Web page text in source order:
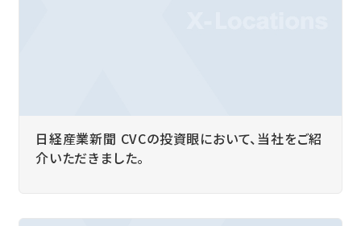
日経産業新聞 CVCの投資眼において、当社をご紹
介いただきました。